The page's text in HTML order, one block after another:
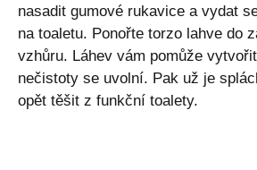
nasadit gumové rukavice a vydat
na toaletu. Ponořte torzo lahve do
vzhůru. Láhev vám pomůže
nečistoty se uvolní. Pak už je
opět těšit z funkční toalety.